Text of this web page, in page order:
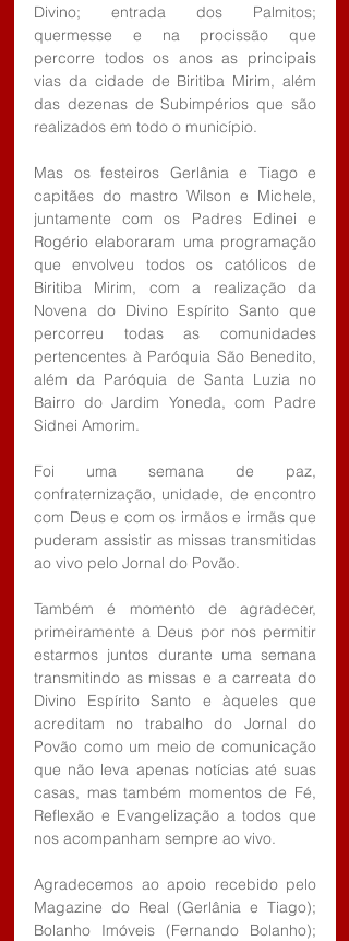
Divino; entrada dos Palmitos;
quermesse e na procissão que
percorre todos os anos as principais
vias da cidade de Biritiba Mirim, além
das dezenas de Subimpérios que são
realizados em todo o município.
Mas os festeiros Gerlânia e Tiago e
capitães do mastro Wilson e Michele,
juntamente com os Padres Edinei e
Rogério elaboraram uma programação
que envolveu todos os católicos de
Biritiba Mirim, com a realização da
Novena do Divino Espírito Santo que
percorreu todas as comunidades
pertencentes à Paróquia São Benedito,
além da Paróquia de Santa Luzia no
Bairro do Jardim Yoneda, com Padre
Sidnei Amorim.
Foi uma semana de paz,
confraternização, unidade, de encontro
com Deus e com os irmãos e irmãs que
puderam assistir as missas transmitidas
ao vivo pelo Jornal do Povão.
Também é momento de agradecer,
primeiramente a Deus por nos permitir
estarmos juntos durante uma semana
transmitindo as missas e a carreata do
Divino Espírito Santo e àqueles que
acreditam no trabalho do Jornal do
Povão como um meio de comunicação
que não leva apenas notícias até suas
casas, mas também momentos de Fé,
Reflexão e Evangelização a todos que
nos acompanham sempre ao vivo.
Agradecemos ao apoio recebido pelo
Magazine do Real (Gerlânia e Tiago);
Bolanho Imóveis (Fernando Bolanho);